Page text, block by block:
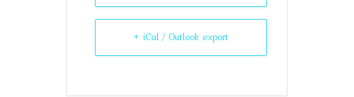
+ iCal / Outlook export